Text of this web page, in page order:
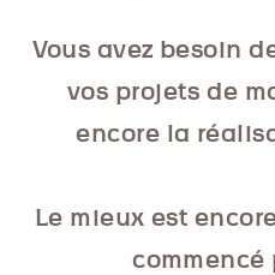
Vous avez besoin
vos projets de
encore la
Le mieux est
commencé